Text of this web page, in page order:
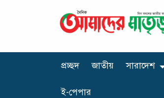
প্রচ্ছদ জাতীয় সারাদেশ
ই-পেপার